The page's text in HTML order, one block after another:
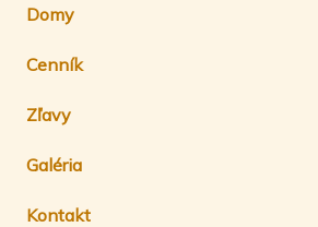
Domy
Cenník
Zľavy
Galéria
Kontakt